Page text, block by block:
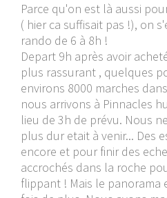
Parce qu'on est là aussi
( hier ca suffisait pas !), on
rando de 6 à 8h !
Depart 9h après avoir
plus rassurant , quelques
environs 8000 marches
nous arrivons à Pinnacles
lieu de 3h de prévu. Nous
plus dur etait à venir... Des
encore et pour finir des
accrochés dans la roche
flippant ! Mais le panorama